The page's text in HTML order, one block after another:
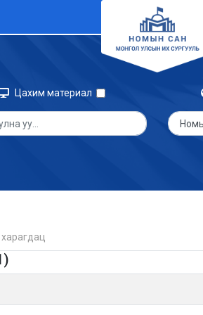
Цахим материал
харагдац